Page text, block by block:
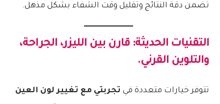
تضمن دقة النتائج وتقليل وقت الشفاء بشكل مذهل.
التقنيات الحديثة: قارن بين الليزر، الجراحة،
والتلوين القرني.
تتوفر خيارات متعددة في تجربتي مع تغيير لون العين